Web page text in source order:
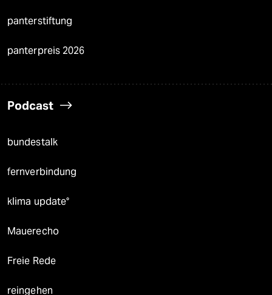
panterstiftung
panterpreis 2026
Podcast
bundestalk
fernverbindung
klima update°
Mauerecho
Freie Rede
reingehen